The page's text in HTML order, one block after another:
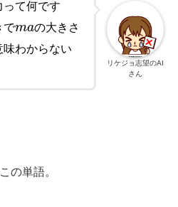
って何です
でmaの大きさ
わからない
リケジョ志望のAI
さん
の単語。